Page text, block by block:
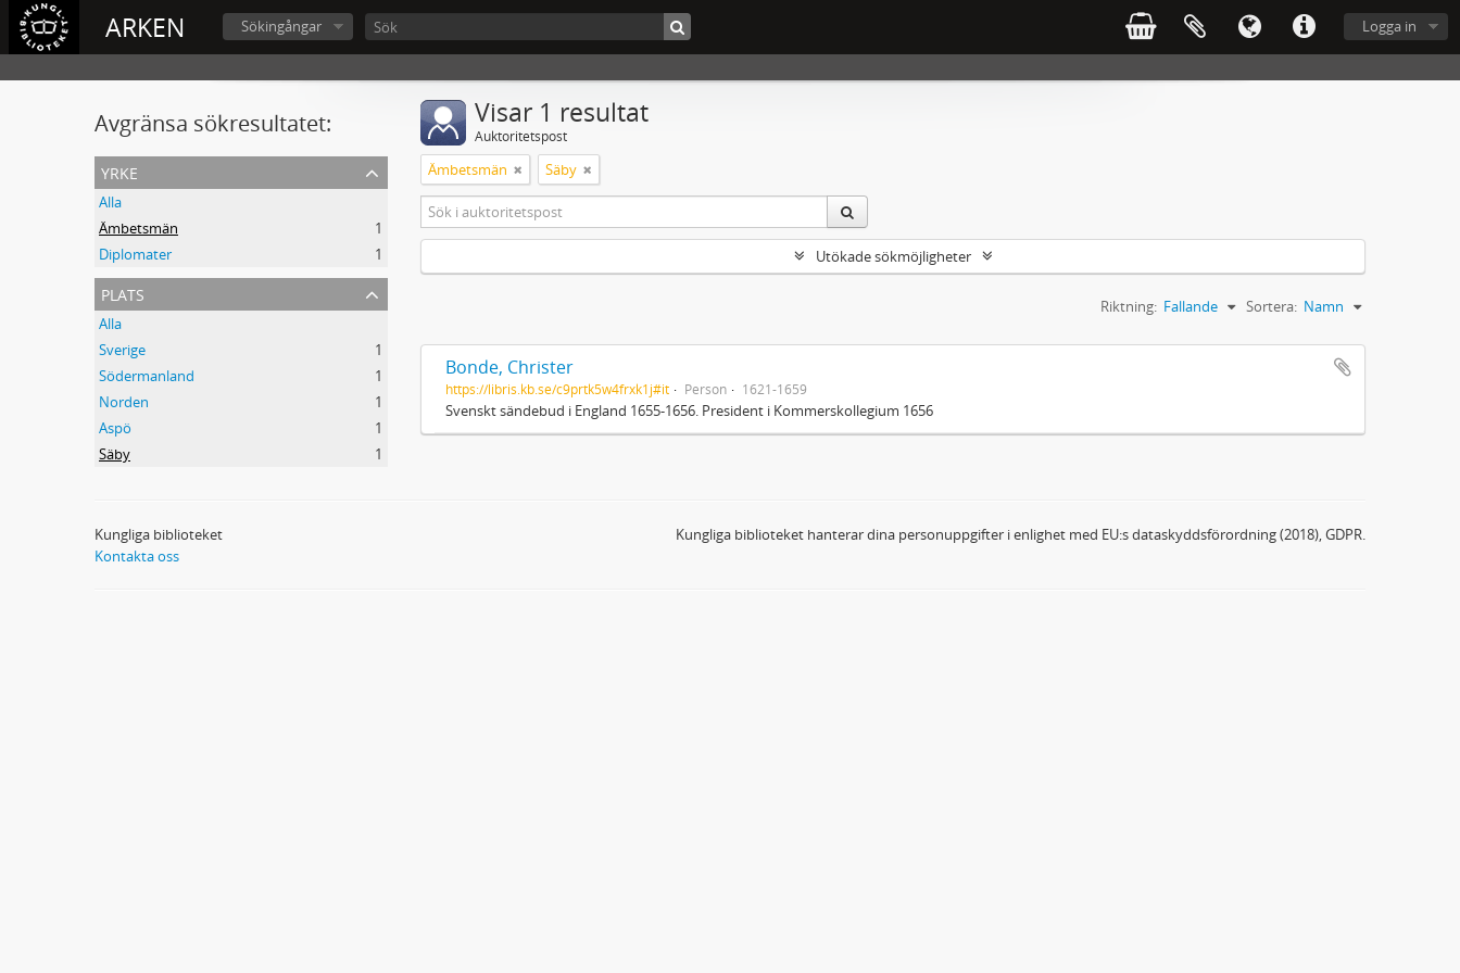
ARKEN Logga in
Sökingångar
Avgränsa sökresultatet:
yrke
Alla
Ämbetsmän
1
Diplomater
1
plats
Alla
Sverige
1
Södermanland
1
Norden
1
Aspö
1
Säby
1
Visar 1 resultat
Auktoritetspost
Ämbetsmän Säby
Utökade sökmöjligheter
Sortera: Namn
Riktning: Fallande
Bonde, Christer
https://libris.kb.se/c9prtk5w4frxk1j#it Person 1621-1659
Svenskt sändebud i England 1655-1656. President i Kommerskollegium 1656
Kungliga biblioteket
Kontakta oss
Kungliga biblioteket hanterar dina personuppgifter i enlighet med EU:s dataskyddsförordning (2018), GDPR.